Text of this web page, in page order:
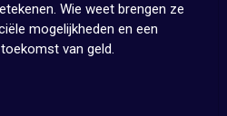
Wie weet brengen ze
mogelijkheden en een
van geld.